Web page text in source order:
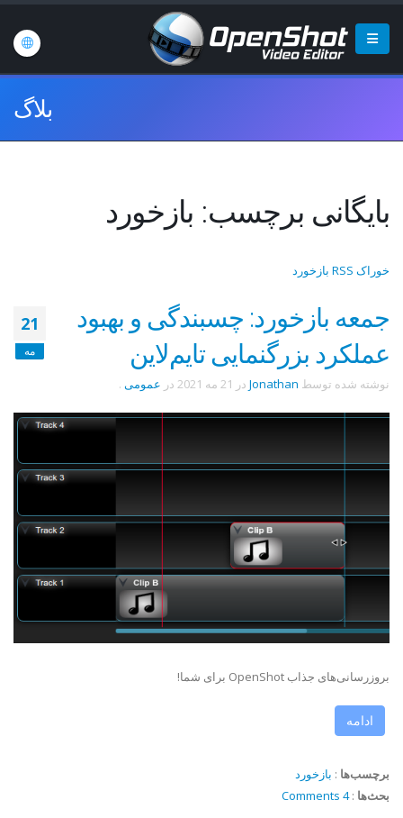
بلاگ
بایگانی برچسب: بازخورد
خوراک RSS بازخورد
21
مه
جمعه بازخورد: چسبندگی و بهبود
عملکرد بزرگنمایی تایم‌لاین
نوشته شده توسط Jonathan در 21 مه 2021 در عمومی .
بروزرسانی‌های جذاب OpenShot برای شما!
ادامه
برچسب‌ها : بازخورد
بحث‌ها :
4 Comments